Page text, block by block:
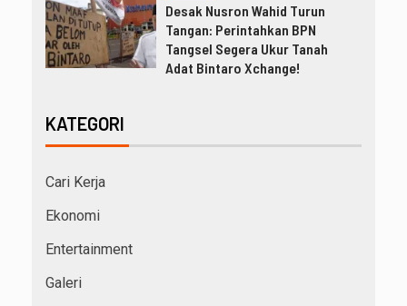
Desak Nusron Wahid Turun
Tangan: Perintahkan BPN
Tangsel Segera Ukur Tanah
Adat Bintaro Xchange!
KATEGORI
Cari Kerja
Ekonomi
Entertainment
Galeri